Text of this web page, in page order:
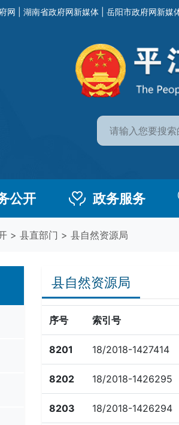
网 湖南省政府网新媒体 岳阳市政府网新媒
公开 政务服务
> 县直部门 > 县自然资源局
县自然资源局
序号 索引号
8201 18/2018-1427414
8202 18/2018-1426295
8203 18/2018-1426294